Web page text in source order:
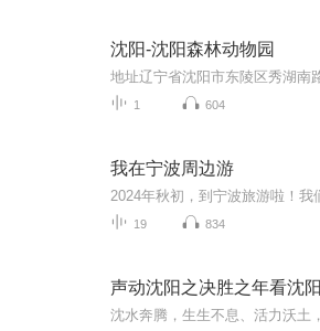
沈阳-沈阳森林动物园
1 604
我在宁波周边游
19 834
声动沈阳之决胜之年看沈阳